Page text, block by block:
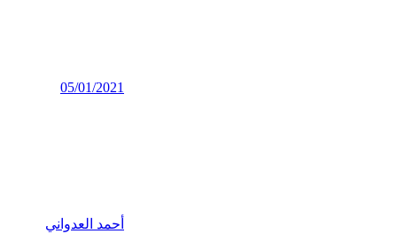
05/01/2021
أحمد العدواني